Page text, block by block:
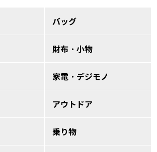
バッグ
財布・小物
家電・デジモノ
アウトドア
乗り物